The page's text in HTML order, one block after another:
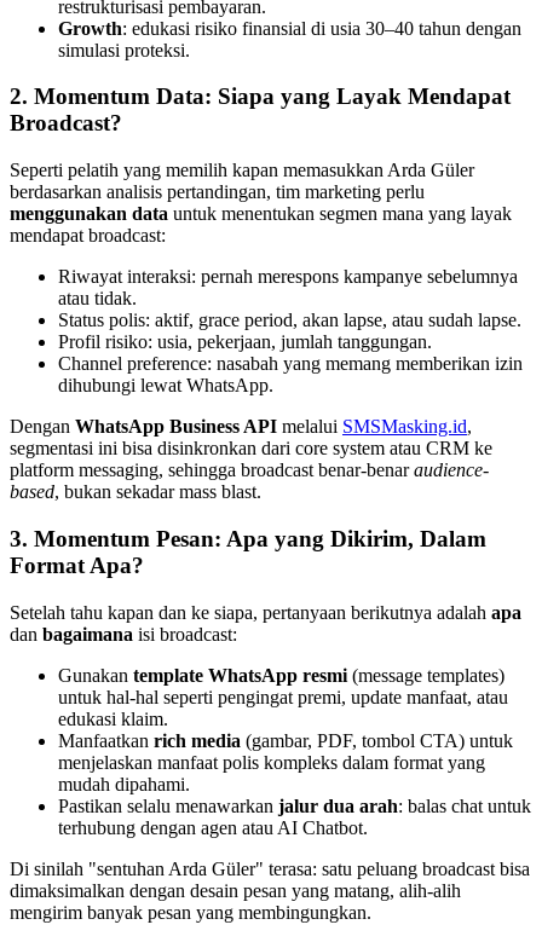
restrukturisasi pembayaran.
Growth: edukasi risiko finansial di usia 30–40 tahun dengan
simulasi proteksi.
2. Momentum Data: Siapa yang Layak Mendapat
Broadcast?
Seperti pelatih yang memilih kapan memasukkan Arda Güler
menggunakan data untuk menentukan segmen mana yang layak
mendapat broadcast:
Riwayat interaksi: pernah merespons kampanye sebelumnya
atau tidak.
Status polis: aktif, grace period, akan lapse, atau sudah lapse.
Profil risiko: usia, pekerjaan, jumlah tanggungan.
Channel preference: nasabah yang memang memberikan izin
dihubungi lewat WhatsApp.
Dengan WhatsApp Business API melalui SMSMasking.id,
segmentasi ini bisa disinkronkan dari core system atau CRM ke
platform messaging, sehingga broadcast benar-benar audience-
based, bukan sekadar mass blast.
3. Momentum Pesan: Apa yang Dikirim, Dalam
Format Apa?
Setelah tahu kapan dan ke siapa, pertanyaan berikutnya adalah apa
dan bagaimana isi broadcast:
Gunakan template WhatsApp resmi (message templates)
untuk hal-hal seperti pengingat premi, update manfaat, atau
edukasi klaim.
Manfaatkan rich media (gambar, PDF, tombol CTA) untuk
menjelaskan manfaat polis kompleks dalam format yang
mudah dipahami.
Pastikan selalu menawarkan jalur dua arah: balas chat untuk
terhubung dengan agen atau AI Chatbot.
Di sinilah "sentuhan Arda Güler" terasa: satu peluang broadcast bisa
dimaksimalkan dengan desain pesan yang matang, alih-alih
mengirim banyak pesan yang membingungkan.